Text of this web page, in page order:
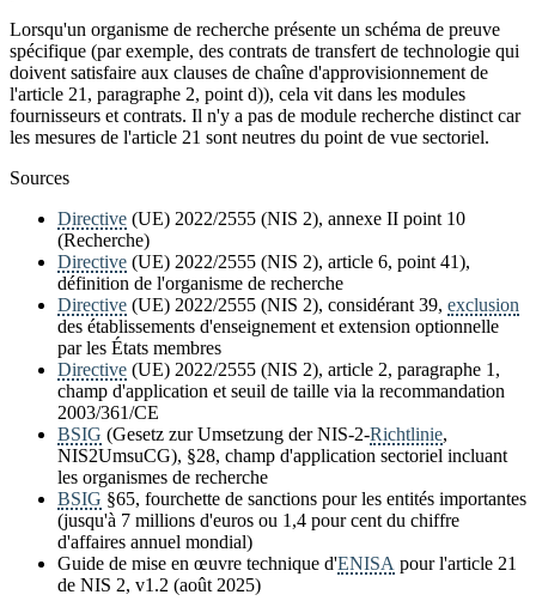
Lorsqu'un organisme de recherche présente un schéma de preuve
spécifique (par exemple, des contrats de transfert de technologie qui
doivent satisfaire aux clauses de chaîne d'approvisionnement de
l'article 21, paragraphe 2, point d)), cela vit dans les modules
fournisseurs et contrats. Il n'y a pas de module recherche distinct car
les mesures de l'article 21 sont neutres du point de vue sectoriel.
Sources
Directive (UE) 2022/2555 (NIS 2), annexe II point 10
(Recherche)
Directive (UE) 2022/2555 (NIS 2), article 6, point 41),
définition de l'organisme de recherche
Directive (UE) 2022/2555 (NIS 2), considérant 39, exclusion
des établissements d'enseignement et extension optionnelle
par les États membres
Directive (UE) 2022/2555 (NIS 2), article 2, paragraphe 1,
champ d'application et seuil de taille via la recommandation
2003/361/CE
BSIG (Gesetz zur Umsetzung der NIS-2-Richtlinie,
NIS2UmsuCG), §28, champ d'application sectoriel incluant
les organismes de recherche
BSIG §65, fourchette de sanctions pour les entités importantes
(jusqu'à 7 millions d'euros ou 1,4 pour cent du chiffre
d'affaires annuel mondial)
Guide de mise en œuvre technique d'ENISA pour l'article 21
de NIS 2, v1.2 (août 2025)